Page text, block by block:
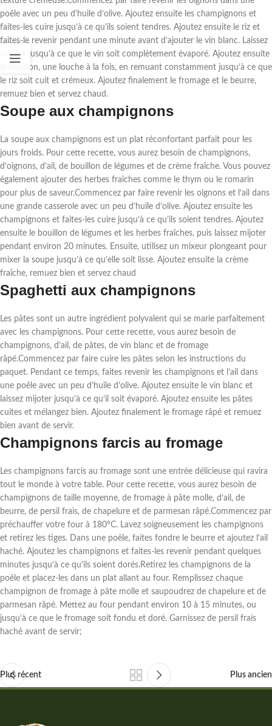
poêle avec un peu d’huile d’olive. Ajoutez ensuite les champignons et
faites-les cuire jusqu’à ce qu’ils soient tendres. Ajoutez ensuite le riz et
faites-le revenir pendant une minute avant d’ajouter le vin blanc. Laissez
mijoter jusqu’à ce que le vin soit complètement évaporé. Ajoutez ensuite
le bouillon, une louche à la fois, en remuant constamment jusqu’à ce que
le riz soit cuit et crémeux. Ajoutez finalement le fromage et le beurre,
remuez bien et servez chaud.
Soupe aux champignons
La soupe aux champignons est un plat réconfortant parfait pour les
jours froids. Pour cette recette, vous aurez besoin de champignons,
d’oignons, d’ail, de bouillon de légumes et de crème fraîche. Vous pouvez
également ajouter des herbes fraîches comme le thym ou le romarin
pour plus de saveur.Commencez par faire revenir les oignons et l’ail dans
une grande casserole avec un peu d’huile d’olive. Ajoutez ensuite les
champignons et faites-les cuire jusqu’à ce qu’ils soient tendres. Ajoutez
ensuite le bouillon de légumes et les herbes fraîches, puis laissez mijoter
pendant environ 20 minutes. Ensuite, utilisez un mixeur plongeant pour
mixer la soupe jusqu’à ce qu’elle soit lisse. Ajoutez ensuite la crème
fraîche, remuez bien et servez chaud
Spaghetti aux champignons
Les pâtes sont un autre ingrédient polyvalent qui se marie parfaitement
avec les champignons. Pour cette recette, vous aurez besoin de
champignons, d’ail, de pâtes, de vin blanc et de fromage
râpé.Commencez par faire cuire les pâtes selon les instructions du
paquet. Pendant ce temps, faites revenir les champignons et l’ail dans
une poêle avec un peu d’huile d’olive. Ajoutez ensuite le vin blanc et
laissez mijoter jusqu’à ce qu’il soit évaporé. Ajoutez ensuite les pâtes
cuites et mélangez bien. Ajoutez finalement le fromage râpé et remuez
bien avant de servir.
Champignons farcis au fromage
Les champignons farcis au fromage sont une entrée délicieuse qui ravira
tout le monde à votre table. Pour cette recette, vous aurez besoin de
champignons de taille moyenne, de fromage à pâte molle, d’ail, de
beurre, de persil frais, de chapelure et de parmesan râpé.Commencez par
préchauffer votre four à 180°C. Lavez soigneusement les champignons
et retirez les tiges. Dans une poêle, faites fondre le beurre et ajoutez l’ail
haché. Ajoutez les champignons et faites-les revenir pendant quelques
minutes jusqu’à ce qu’ils soient dorés.Retirez les champignons de la
poêle et placez-les dans un plat allant au four. Remplissez chaque
champignon de fromage à pâte molle et saupoudrez de chapelure et de
parmesan râpé. Mettez au four pendant environ 10 à 15 minutes, ou
jusqu’à ce que le fromage soit fondu et doré. Garnissez de persil frais
haché avant de servir;
Plus récent Plus ancien